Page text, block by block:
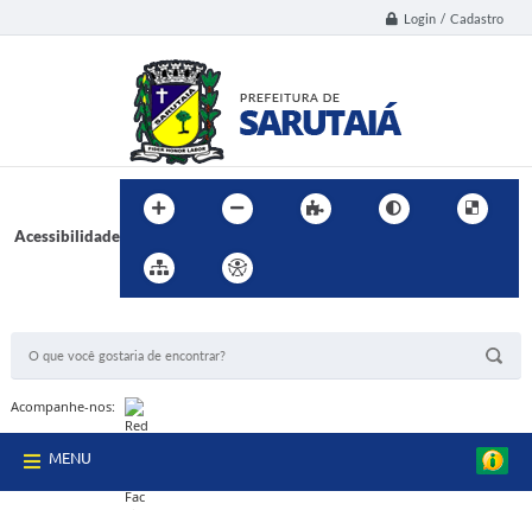
Login / Cadastro
Acessibilidade
Acompanhe-nos:
MENU